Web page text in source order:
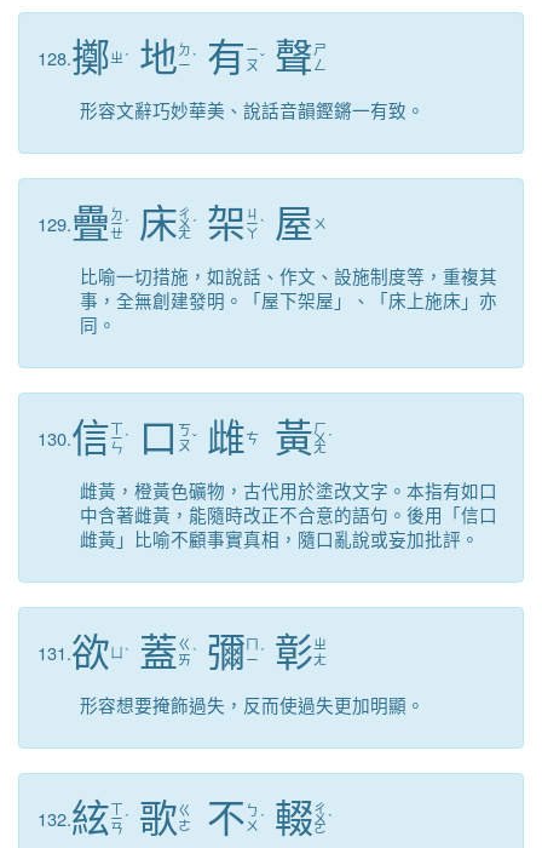
128.擲ㄓ ˊ 地 ㄉ
ㄧˋ 有 ㄧ
ㄡˇ 聲 ㄕ
ㄥ
形容文辭巧妙華美、說話音韻鏗鏘一有致。
129.疊 ㄉ
ㄧ
ㄝ
ˊ 床ㄔ
ㄨ
ㄤ
ˊ 架 ㄐ
ㄧ
ㄚ
ˋ 屋 ㄨ
比喻一切措施，如說話、作文、設施制度等，重複其
事，全無創建發明。「屋下架屋」、「床上施床」亦
同。
130.信ㄒ
ㄧ
ㄣ
ˋ 口 ㄎ
ㄡˇ 雌ㄘ 黃ㄏ
ㄨ
ㄤ
ˊ
雌黃，橙黃色礦物，古代用於塗改文字。本指有如口
中含著雌黃，能隨時改正不合意的語句。後用「信口
雌黃」比喻不顧事實真相，隨口亂說或妄加批評。
131.欲 ˋ 蓋ㄍ
ㄞˋ 彌 ㄇ
ㄧ ˊ 彰ㄓ
ㄤ
形容想要掩飾過失，反而使過失更加明顯。
132.絃ㄒ
ㄧ
ㄢ
ˊ 歌ㄍ
ㄜ
不 ㄅ
ㄨ ˊ 輟ㄔ
ㄨ
ㄛ
ˋ